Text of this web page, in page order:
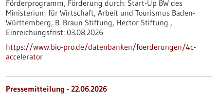
Förderprogramm, Förderung durch: Start-Up BW des
Ministerium für Wirtschaft, Arbeit und Tourismus Baden-
Württemberg, B. Braun Stiftung, Hector Stiftung ,
Einreichungsfrist: 03.08.2026
https://www.bio-pro.de/datenbanken/foerderungen/4c-
accelerator
Pressemitteilung - 22.06.2026